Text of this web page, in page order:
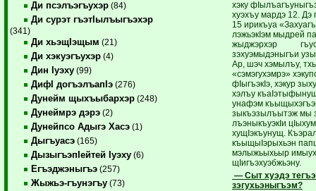
Ди псэлъэгъухэр (84)
Ди сурэт гъэтIылъыгъэхэр
(341)
Ди хьэщIэщым (21)
Ди хэкуэгъухэр (4)
Дин Iуэху (99)
ДифI догъэлъапIэ (276)
Дунейм щыхъыбархэр (248)
Дунеймрэ дэрэ (2)
Дунейпсо Адыгэ Хасэ (1)
Дыгъуасэ (165)
ДызыгъэпIейтей Iуэху (6)
Егъэджэныгъэ (257)
Жыжьэ-гъунэгъу (73)
хэку
хуэхъу мардэ 12.
15 ирикъуа
лэжьэкIэм мыдрей
жыджэрхэр гъусэ
зэхуэмыдэныгъи
Ар, шэч хэмылъу,
«сэмэгухэмрэ»
фIыгъэкIэ, хэкур
хэлъу
унафэм
зыкъэзылъытэж мы
лъэныкъуэкIи
хущIэкъунущ.
къыщыIэрыхьэн
мэлыжьыхьыр
щIигъэхуэбжьэну.
— Сыт хуэдэ
зэгухьэныгъэм?